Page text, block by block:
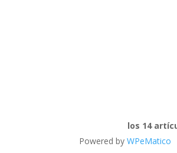
los 14
Powered byWPeMatico